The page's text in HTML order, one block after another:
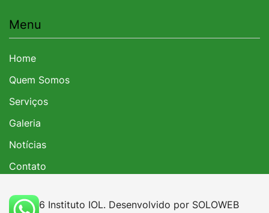
Menu
Home
Quem Somos
Serviços
Galeria
Notícias
Contato
© 2026 Instituto IOL. Desenvolvido por SOLOWEB